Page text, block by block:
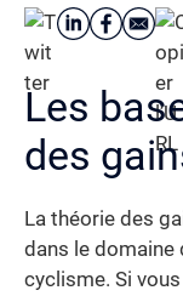
Les
des
La théorie des
dans le domaine
cyclisme. Si